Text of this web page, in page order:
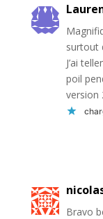
surtout
J’ai
poil
version
Bravo